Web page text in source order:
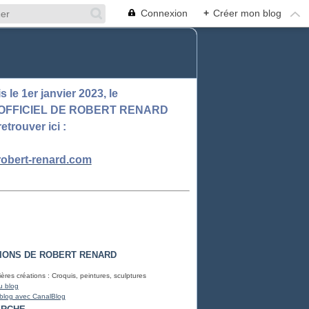
Connexion + Créer mon blog
le 1er janvier 2023, le
DE ROBERT RENARD
ici :
renard.com
DE ROBERT RENARD
créations : Croquis, peintures, sculptures
blog
avec CanalBlog